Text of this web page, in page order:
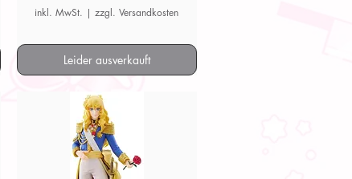
inkl. MwSt. |zzgl. Versandkosten
Leider ausverkauft